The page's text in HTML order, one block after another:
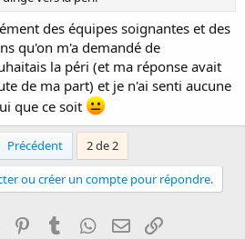
des équipes soignantes et des
qu'on m'a demandé de
la péri (et ma réponse avait
de ma part) et je n'ai senti aucune
que ce soit
Précédent 2 de 2
ou créer un compte pour répondre.
Reddit PinterestTumblr WhatsApp
E-mail